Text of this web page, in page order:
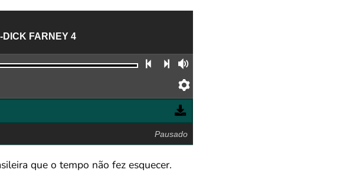
DICK FARNEY 4
Faixa anterior
Próxima faixa
Preferências
Pausado
que o tempo não fez esquecer.